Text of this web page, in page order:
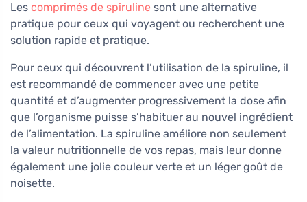
Les comprimés de spiruline sont une alternative
pratique pour ceux qui voyagent ou recherchent une
solution rapide et pratique.
Pour ceux qui découvrent l’utilisation de la spiruline, il
est recommandé de commencer avec une petite
quantité et d’augmenter progressivement la dose afin
que l’organisme puisse s’habituer au nouvel ingrédient
de l’alimentation. La spiruline améliore non seulement
la valeur nutritionnelle de vos repas, mais leur donne
également une jolie couleur verte et un léger goût de
noisette.